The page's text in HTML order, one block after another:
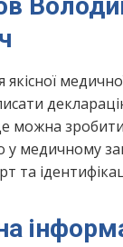
можна
у медичному
та